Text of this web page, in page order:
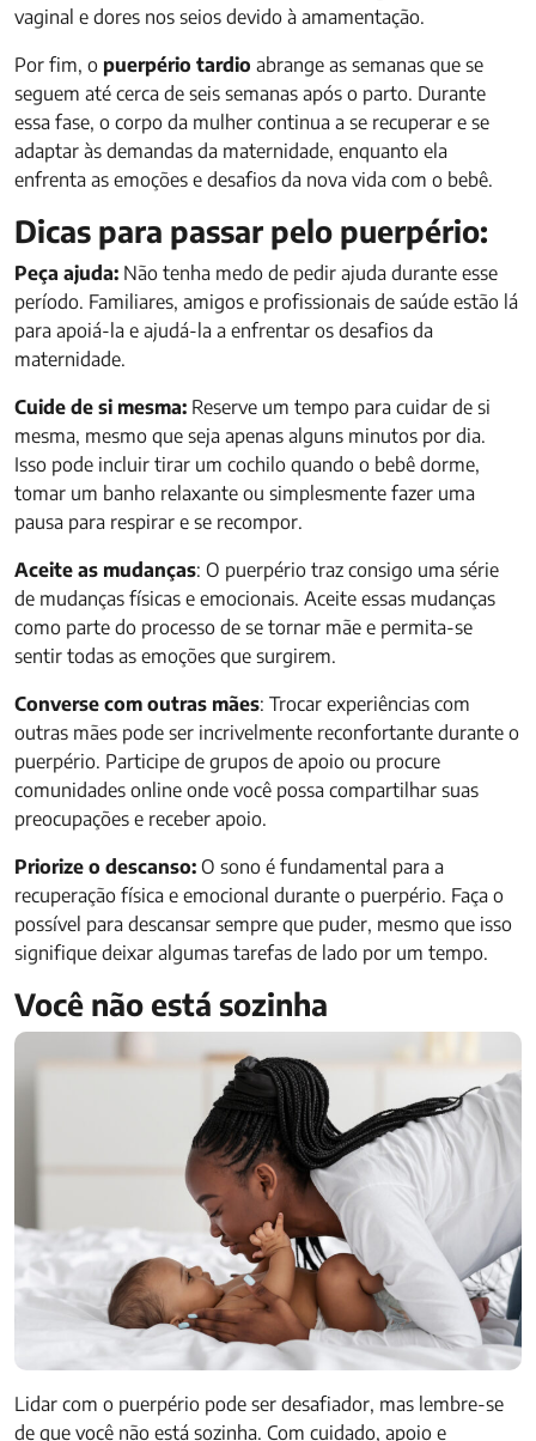
vaginal e dores nos seios devido à amamentação.
Por fim, o puerpério tardio abrange as semanas que se
seguem até cerca de seis semanas após o parto. Durante
essa fase, o corpo da mulher continua a se recuperar e se
adaptar às demandas da maternidade, enquanto ela
enfrenta as emoções e desafios da nova vida com o bebê.
Dicas para passar pelo puerpério:
Peça ajuda: Não tenha medo de pedir ajuda durante esse
período. Familiares, amigos e profissionais de saúde estão lá
para apoiá-la e ajudá-la a enfrentar os desafios da
maternidade.
Cuide de si mesma: Reserve um tempo para cuidar de si
mesma, mesmo que seja apenas alguns minutos por dia.
Isso pode incluir tirar um cochilo quando o bebê dorme,
tomar um banho relaxante ou simplesmente fazer uma
pausa para respirar e se recompor.
Aceite as mudanças: O puerpério traz consigo uma série
de mudanças físicas e emocionais. Aceite essas mudanças
como parte do processo de se tornar mãe e permita-se
sentir todas as emoções que surgirem.
Converse com outras mães: Trocar experiências com
outras mães pode ser incrivelmente reconfortante durante o
puerpério. Participe de grupos de apoio ou procure
comunidades online onde você possa compartilhar suas
preocupações e receber apoio.
Priorize o descanso: O sono é fundamental para a
recuperação física e emocional durante o puerpério. Faça o
possível para descansar sempre que puder, mesmo que isso
signifique deixar algumas tarefas de lado por um tempo.
Você não está sozinha
Lidar com o puerpério pode ser desafiador, mas lembre-se
de que você não está sozinha. Com cuidado, apoio e